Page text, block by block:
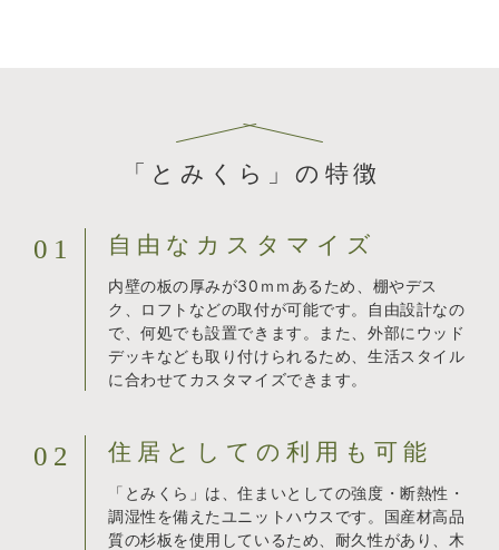
「とみくら」の特徴
01 自由なカスタマイズ
内壁の板の厚みが30ｍｍあるため、棚やデス
ク、ロフトなどの取付が可能です。自由設計なの
で、何処でも設置できます。また、外部にウッド
デッキなども取り付けられるため、生活スタイル
に合わせてカスタマイズできます。
02 住居としての利用も可能
「とみくら」は、住まいとしての強度・断熱性・
調湿性を備えたユニットハウスです。国産材高品
質の杉板を使用しているため、耐久性があり、木